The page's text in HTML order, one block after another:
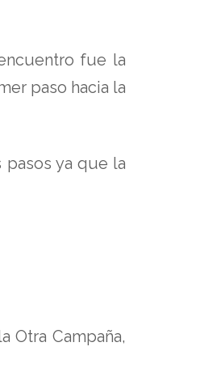
fue la
paso hacia la
pasos ya que la
Otra Campaña,